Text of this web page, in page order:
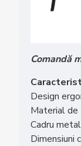
Comandă
Design
Material de
Cadru
Dimensiuni